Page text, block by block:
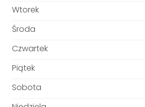
Wtorek
Środa
Czwartek
Piątek
Sobota